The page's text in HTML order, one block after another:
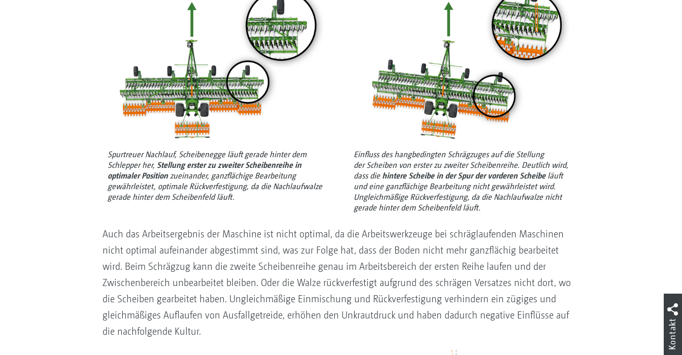
Spurtreuer Nachlauf, Scheibenegge läuft gerade hinter dem
Schlepper her, Stellung erster zu zweiter Scheibenreihe in
optimaler Positionzueinander, ganzflächige Bearbeitung
gewährleistet, optimale Rückverfestigung, da die Nachlaufwalze
gerade hinter dem Scheibenfeld läuft.
Einfluss des hangbedingten Schrägzuges auf die Stellung
der Scheiben von erster zu zweiter Scheibenreihe. Deutlich wird,
dass die hintere Scheibe in der Spur der vorderen Scheibeläuft
und eine ganzflächige Bearbeitung nicht gewährleistet wird.
Ungleichmäßige Rückverfestigung, da die Nachlaufwalze nicht
gerade hinter dem Scheibenfeld läuft.
Auch das Arbeitsergebnis der Maschine ist nicht optimal, da die Arbeitswerkzeuge bei schräglaufenden Maschinen
nicht optimal aufeinander abgestimmt sind, was zur Folge hat, dass der Boden nicht mehr ganzflächig bearbeitet
wird. Beim Schrägzug kann die zweite Scheibenreihe genau im Arbeitsbereich der ersten Reihe laufen und der
Zwischenbereich unbearbeitet bleiben. Oder die Walze rückverfestigt aufgrund des schrägen Versatzes nicht dort, wo
die Scheiben gearbeitet haben. Ungleichmäßige Einmischung und Rückverfestigung verhindern ein zügiges und
gleichmäßiges Auflaufen von Ausfallgetreide, erhöhen den Unkrautdruck und haben dadurch negative Einflüsse auf
die nachfolgende Kultur.
Kontakt